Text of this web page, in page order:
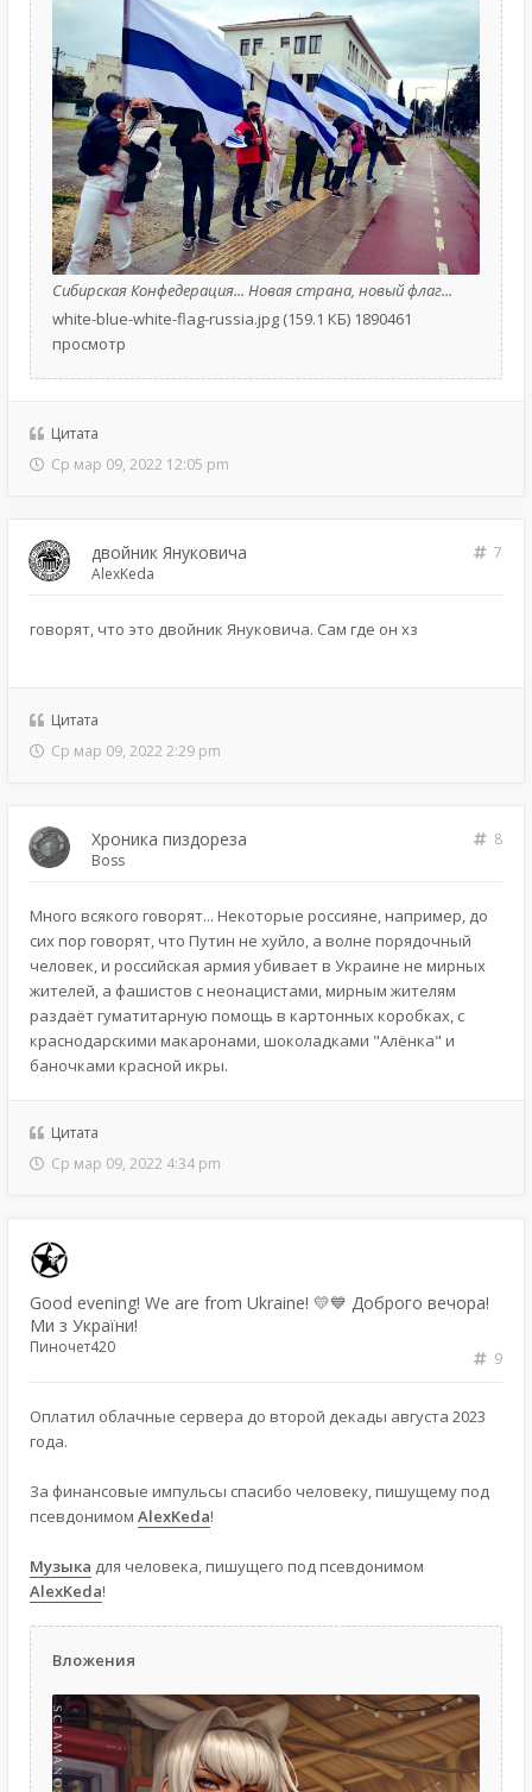
Сибирская Конфедерация... Новая страна, новый флаг...
white-blue-white-flag-russia.jpg (159.1 КБ) 1890461
просмотр
Цитата
Ср мар 09, 2022 12:05 pm
двойник Януковича
7
AlexKeda
говорят, что это двойник Януковича. Сам где он хз
Цитата
Ср мар 09, 2022 2:29 pm
Хроника пиздореза
8
Boss
Много всякого говорят... Некоторые россияне, например, до
сих пор говорят, что Путин не хуйло, а волне порядочный
человек, и российская армия убивает в Украине не мирных
жителей, а фашистов с неонацистами, мирным жителям
раздаёт гуматитарную помощь в картонных коробках, с
краснодарскими макаронами, шоколадками "Алёнка" и
баночками красной икры.
Цитата
Ср мар 09, 2022 4:34 pm
Good evening! We are from Ukraine! 💛💙 Доброго вечора!
Ми з України!
9
Пиночет420
Оплатил облачные сервера до второй декады августа 2023
года.
За финансовые импульсы спасибо человеку, пишущему под
псевдонимом AlexKeda!
Музыка для человека, пишущего под псевдонимом
AlexKeda!
Вложения